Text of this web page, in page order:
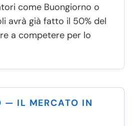
come Buongiorno o
avrà già fatto il 50% del
a competere per lo
— IL MERCATO IN